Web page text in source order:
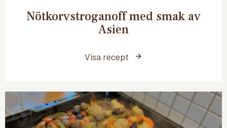
Nötkorvstroganoff med smak av
Asien
Visa recept